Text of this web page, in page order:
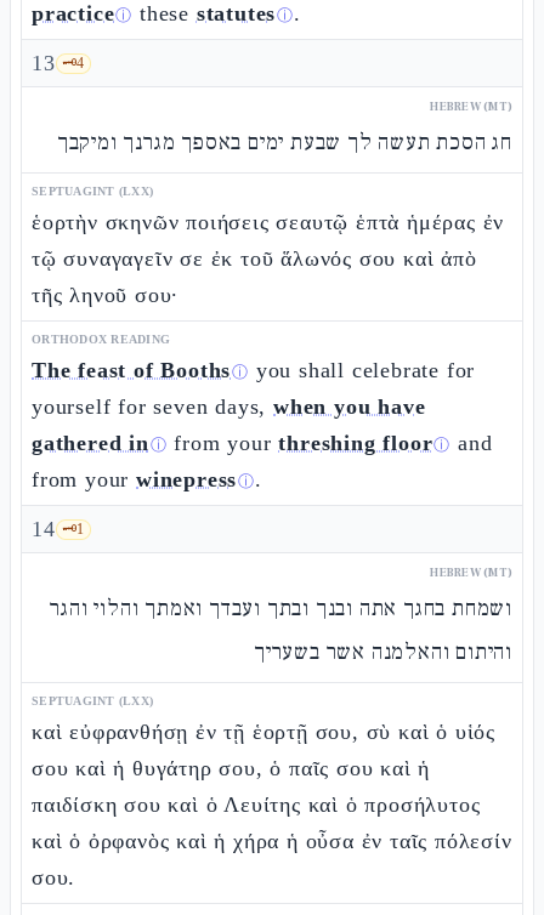
practiceⓘ these statutesⓘ.
13 🗝️4
HEBREW (MT)
חג הסכת תעשה לך שבעת ימים באספך מגרנך ומיקבך
SEPTUAGINT (LXX)
ἑορτὴν σκηνῶν ποιήσεις σεαυτῷ ἑπτὰ ἡμέρας ἐν
τῷ συναγαγεῖν σε ἐκ τοῦ ἅλωνός σου καὶ ἀπὸ
τῆς ληνοῦ σου·
ORTHODOX READING
The feast of Boothsⓘ you shall celebrate for
yourself for seven days,when you have
gathered inⓘ from yourthreshing floorⓘ and
from yourwinepressⓘ.
14 🗝️1
HEBREW (MT)
ושמחת בחגך אתה ובנך ובתך ועבדך ואמתך והלוי והגר
והיתום והאלמנה אשר בשעריך
SEPTUAGINT (LXX)
καὶ εὐφρανθήσῃ ἐν τῇ ἑορτῇ σου, σὺ καὶ ὁ υἱός
σου καὶ ἡ θυγάτηρ σου, ὁ παῖς σου καὶ ἡ
παιδίσκη σου καὶ ὁ Λευίτης καὶ ὁ προσήλυτος
καὶ ὁ ὀρφανὸς καὶ ἡ χήρα ἡ οὖσα ἐν ταῖς πόλεσίν
σου.